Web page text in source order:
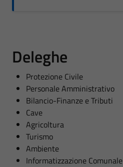
Deleghe
Protezione Civile
Personale Amministrativo
Bilancio-Finanze e Tributi
Cave
Agricoltura
Turismo
Ambiente
Informatizzazione Comunale